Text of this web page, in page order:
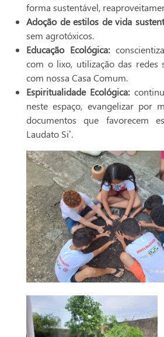
forma sustentável,
Adoção de estilos de vida
sem agrotóxicos.
Educação Ecológica:
com o lixo, utilização das redes
com nossa Casa Comum.
Espiritualidade Ecológica:
neste espaço, evangelizar por
documentos que favorecem
Laudato Si’.